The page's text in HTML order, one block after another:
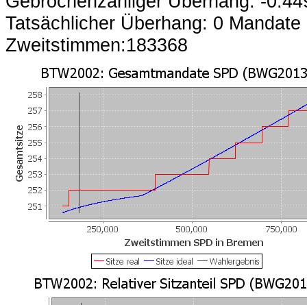
Tatsächlicher Überhang: 0 Mandate
Zweitstimmen:183368